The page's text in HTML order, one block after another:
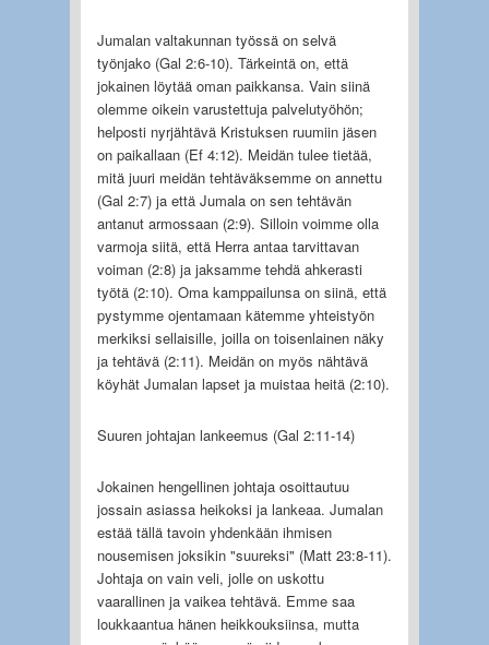
Jumalan valtakunnan työssä on selvä
työnjako (Gal 2:6-10). Tärkeintä on, että
jokainen löytää oman paikkansa. Vain siinä
olemme oikein varustettuja palvelutyöhön;
helposti nyrjähtävä Kristuksen ruumiin jäsen
on paikallaan (Ef 4:12). Meidän tulee tietää,
mitä juuri meidän tehtäväksemme on annettu
(Gal 2:7) ja että Jumala on sen tehtävän
antanut armossaan (2:9). Silloin voimme olla
varmoja siitä, että Herra antaa tarvittavan
voiman (2:8) ja jaksamme tehdä ahkerasti
työtä (2:10). Oma kamppailunsa on siinä, että
pystymme ojentamaan kätemme yhteistyön
merkiksi sellaisille, joilla on toisenlainen näky
ja tehtävä (2:11). Meidän on myös nähtävä
köyhät Jumalan lapset ja muistaa heitä (2:10).
Suuren johtajan lankeemus (Gal 2:11-14)
Jokainen hengellinen johtaja osoittautuu
jossain asiassa heikoksi ja lankeaa. Jumalan
estää tällä tavoin yhdenkään ihmisen
nousemisen joksikin "suureksi" (Matt 23:8-11).
Johtaja on vain veli, jolle on uskottu
vaarallinen ja vaikea tehtävä. Emme saa
loukkaantua hänen heikkouksiinsa, mutta